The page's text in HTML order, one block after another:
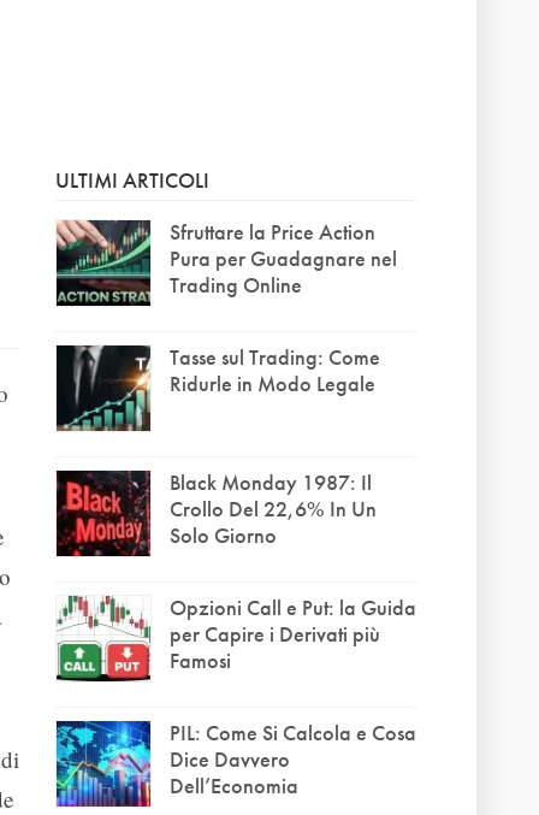
ULTIMI ARTICOLI
Sfruttare la Price Action
Pura per Guadagnare nel
Trading Online
Tasse sul Trading: Come
Ridurle in Modo Legale
Black Monday 1987: Il
Crollo Del 22,6% In Un
Solo Giorno
Opzioni Call e Put: la Guida
per Capire i Derivati più
Famosi
PIL: Come Si Calcola e Cosa
Dice Davvero
Dell’Economia